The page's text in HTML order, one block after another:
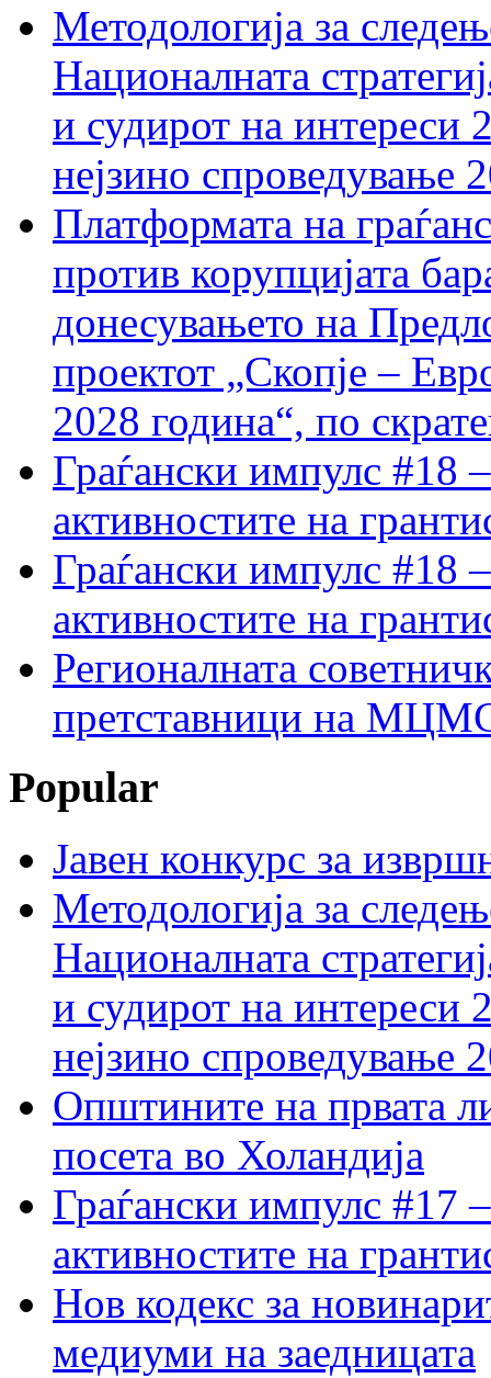
Методологија за
Националната
и судирот на интереси
нејзино спроведување
Платформата на
против корупцијата
донесувањето на
проектот „Скопје –
2028 година“, по
Граѓански импулс #18
активностите на
Граѓански импулс #18
активностите на
Регионалната
претставници на МЦМС
Popular
Јавен конкурс за
Методологија за
Националната
и судирот на интереси
нејзино спроведување
Општините на првата
посета во Холандија
Граѓански импулс #17
активностите на
Нов кодекс за
медиуми на заедницата